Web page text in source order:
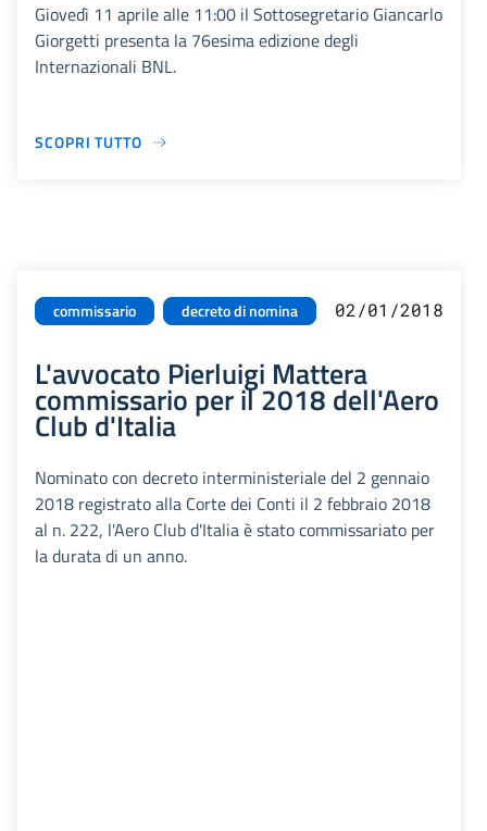
Giovedì 11 aprile alle 11:00 il Sottosegretario Giancarlo
Giorgetti presenta la 76esima edizione degli
Internazionali BNL.
SCOPRI TUTTO
commissario decreto di nomina 02/01/2018
L'avvocato Pierluigi Mattera
commissario per il 2018 dell'Aero
Club d'Italia
Nominato con decreto interministeriale del 2 gennaio
2018 registrato alla Corte dei Conti il 2 febbraio 2018
al n. 222, l'Aero Club d'Italia è stato commissariato per
la durata di un anno.